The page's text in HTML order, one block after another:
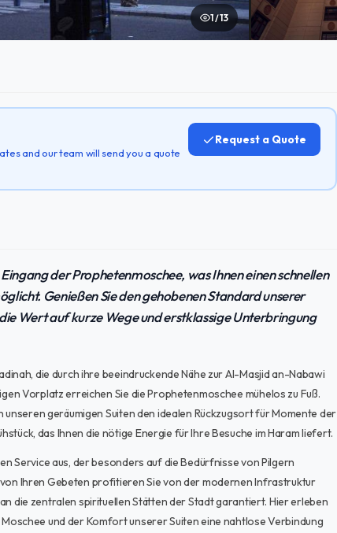
1 / 13
and our team will send you a quote
Request a Quote
der Prophetenmoschee, was Ihnen einen schnellen
Genießen Sie den gehobenen Standard unserer
Wert auf kurze Wege und erstklassige Unterbringung
die durch ihre beeindruckende Nähe zur Al-Masjid an-Nabawi
Vorplatz erreichen Sie die Prophetenmoschee mühelos zu Fuß.
geräumigen Suiten den idealen Rückzugsort für Momente der
das Ihnen die nötige Energie für Ihre Besuche im Haram liefert.
Service aus, der besonders auf die Bedürfnisse von Pilgern
Ihren Gebeten profitieren Sie von der modernen Infrastruktur
die zentralen spirituellen Stätten der Stadt garantiert. Hier erleben
und der Komfort unserer Suiten eine nahtlose Verbindung